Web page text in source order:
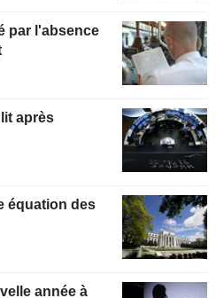
par l'absence
après
équation des